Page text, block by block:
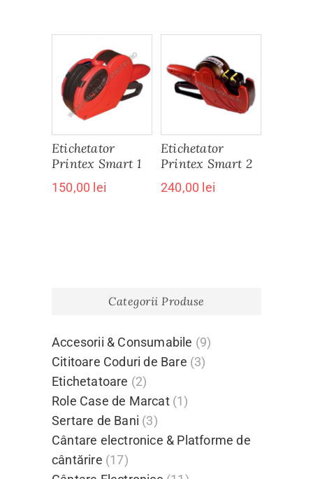
Etichetator
Printex Smart 1
150,00 lei
Etichetator
Printex Smart 2
240,00 lei
Categorii Produse
Accesorii & Consumabile (9)
Cititoare Coduri de Bare (3)
Etichetatoare (2)
Role Case de Marcat (1)
Sertare de Bani (3)
Cântare electronice & Platforme de
cântărire (17)